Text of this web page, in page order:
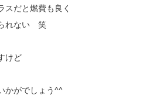
スだと燃費も良く
れない 笑
けど
かがでしょう^^